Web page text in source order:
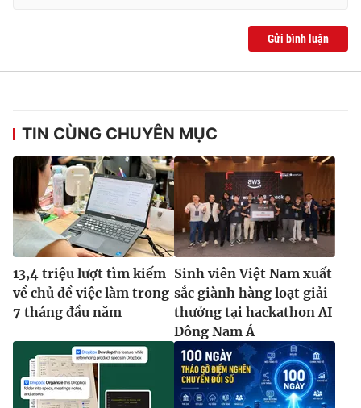
Gửi bình luận
TIN CÙNG CHUYÊN MỤC
13,4 triệu lượt tìm kiếm
về chủ đề việc làm trong
7 tháng đầu năm
Sinh viên Việt Nam xuất
sắc giành hàng loạt giải
thưởng tại hackathon AI
Đông Nam Á